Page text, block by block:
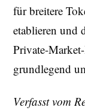
für breitere
etablieren und
Private-
grundlegend
Verfasst vom